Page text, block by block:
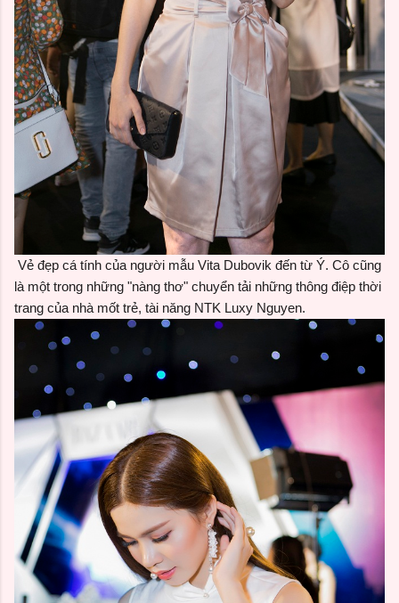
Vẻ đẹp cá tính của người mẫu Vita Dubovik đến từ Ý. Cô cũng
là một trong những "nàng thơ" chuyển tải những thông điệp thời
trang của nhà mốt trẻ, tài năng NTK Luxy Nguyen.